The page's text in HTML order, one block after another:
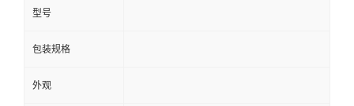
型号
包装规格
外观